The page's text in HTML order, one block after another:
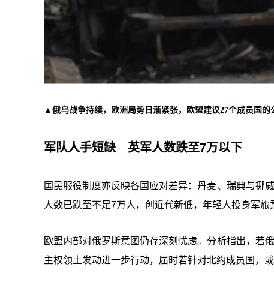
▲俄乌战争持续，欧洲局势日渐紧张，欧盟建议27个成员国
军队人手短缺 英军人数跌至7万以下
国民服役制度亦反映各国应对差异：丹麦、瑞典与挪
人数已跌至不足7万人，创近代新低，年轻人投身军旅
欧盟内部对俄罗斯意图仍存深刻忧虑。分析指出，若
主权领土发动进一步行动，届时若针对北约成员国，